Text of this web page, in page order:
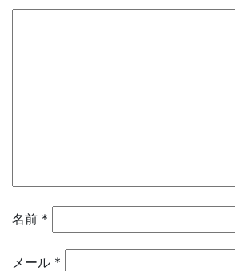
名前 *
メール *